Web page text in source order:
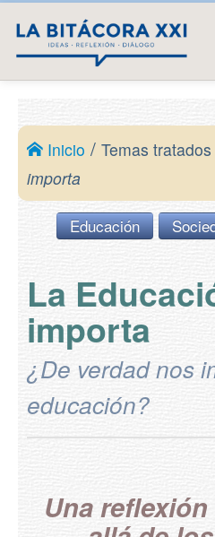
La asociación
Presentación
Ideario
Temas tratados
Historia
Ética y valores
Sociedad actual
España
Mundo digital
Inicio / Temas tratados
importa
Educación
La
importa
¿De verdad nos
educación?
Una